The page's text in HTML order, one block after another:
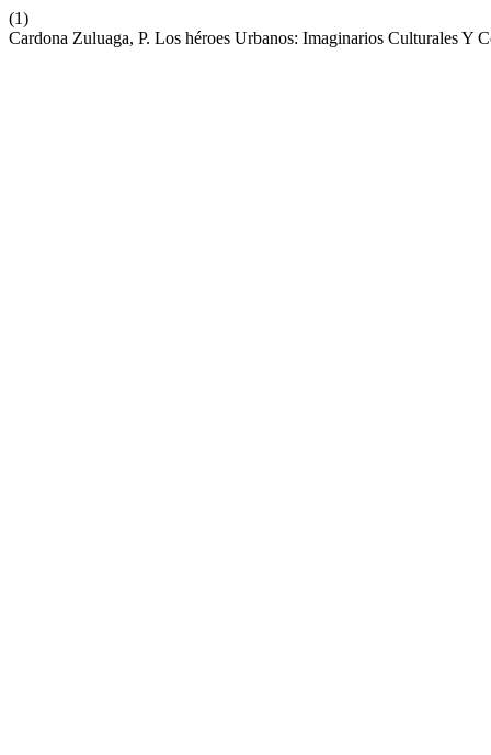
(1)
Cardona Zuluaga, P. Los héroes Urbanos: Imaginarios Culturales Y